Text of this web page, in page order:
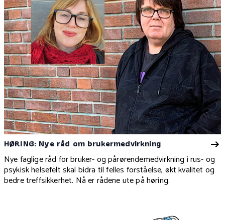
HØRING: Nye råd om brukermedvirkning
Nye faglige råd for bruker- og pårørendemedvirkning i rus- og
psykisk helsefelt skal bidra til felles forståelse, økt kvalitet og
bedre treffsikkerhet. Nå er rådene ute på høring.